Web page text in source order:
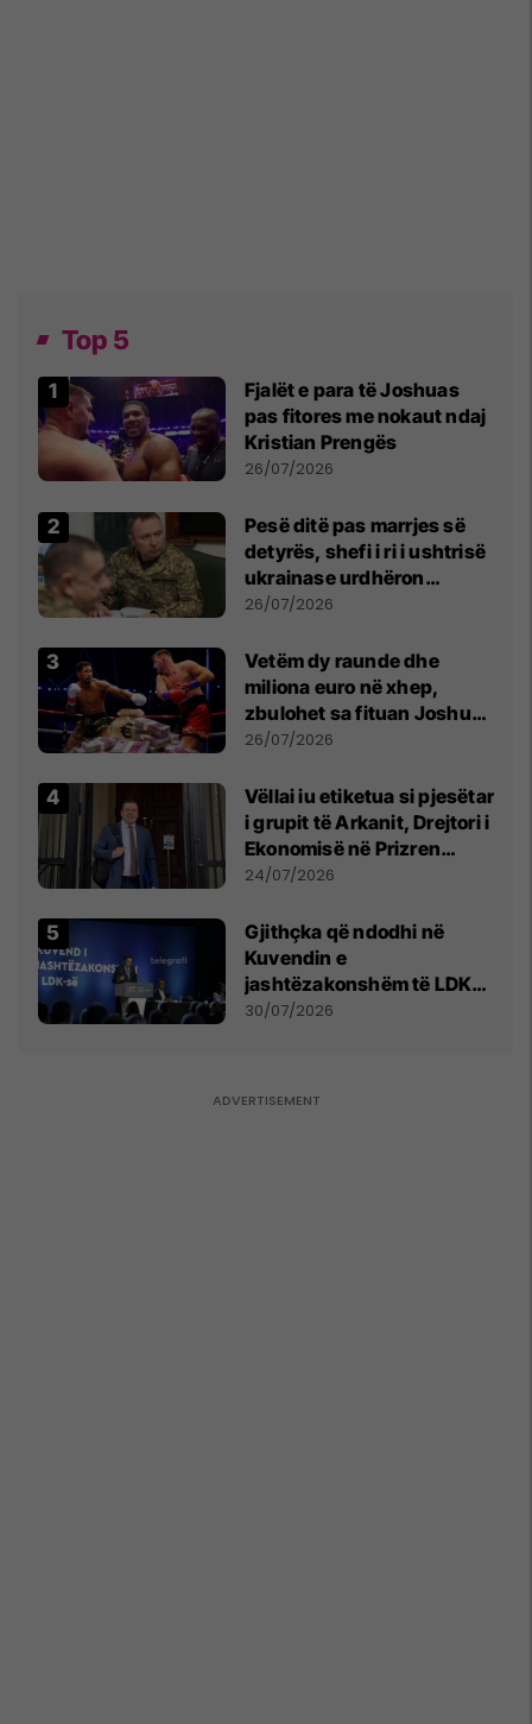
Top 5
Fjalët e para të Joshuas
pas fitores me nokaut ndaj
Kristian Prengës
26/07/2026
Pesë ditë pas marrjes së
detyrës, shefi i ri i ushtrisë
ukrainase urdhëron
kontroll të madh
26/07/2026
Vetëm dy raunde dhe
miliona euro në xhep,
zbulohet sa fituan Joshua
e Prenga
26/07/2026
Vëllai iu etiketua si pjesëtar
i grupit të Arkanit, Drejtori i
Ekonomisë në Prizren
mohon pretendimet
24/07/2026
Gjithçka që ndodhi në
Kuvendin e
jashtëzakonshëm të LDK-
së
30/07/2026